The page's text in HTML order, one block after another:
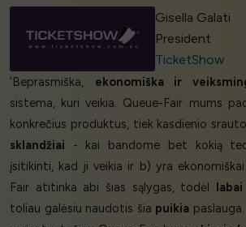
Gisella Galati
President
TicketShow
‘Beprasmiška, ekonomiška ir
sistema, kuri veikia. Queue-Fair mums
konkrečius produktus, tiek kasdienio
sklandžiai - kai bandome bet kokią
įsitikinti, kad ji veikia ir b) yra
Fair atitinka abi šias sąlygas, todėl
toliau galėsiu naudotis šia puikia